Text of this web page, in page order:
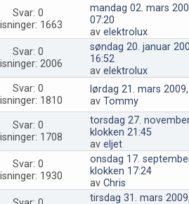
Svar: 0
1663
mandag 02. mars
07:20
av elektrolux
Svar: 0
2006
søndag 20. januar
16:52
av elektrolux
Svar: 0
1810
lørdag 21. mars
av Tommy
Svar: 0
1708
torsdag 27.
klokken 21:45
av eljet
Svar: 0
1930
onsdag 17.
klokken 17:24
av Chris
tirsdag 31. mars